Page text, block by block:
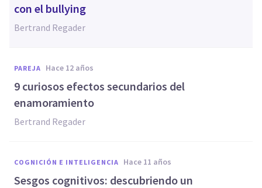
con el bullying
Bertrand Regader
PAREJA hace 12 años
9 curiosos efectos secundarios del
enamoramiento
Bertrand Regader
COGNICIÓN E INTELIGENCIA hace 11 años
Sesgos cognitivos: descubriendo un